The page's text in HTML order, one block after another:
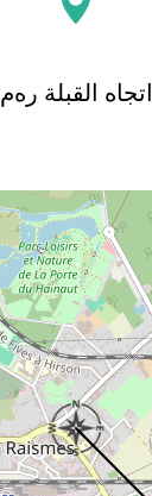
اتجاه القبلة رەم